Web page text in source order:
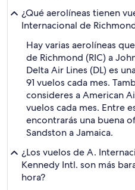
¿Qué aerolíneas tienen
Internacional de
Hay varias aerolíneas
de Richmond (RIC) a
Delta Air Lines (DL) es
91 vuelos cada mes.
consideres a American
vuelos cada mes. Entre
encontrarás una buena
Sandston a Jamaica.
¿Los vuelos de A.
Kennedy Intl. son más
hora?